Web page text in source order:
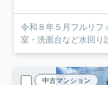
令和８年５月フルリ
室・洗面台など水回り
中古マンション